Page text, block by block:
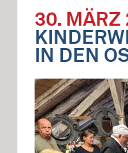
30. MÄRZ
IN DEN